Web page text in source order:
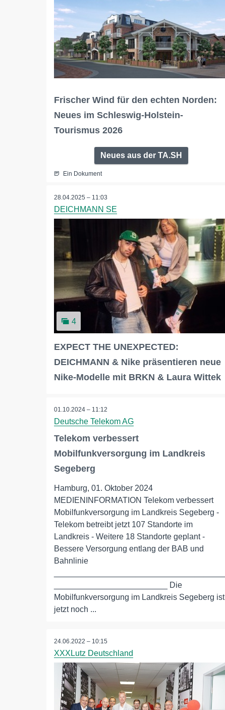
Frischer Wind für den echten Norden:
Neues im Schleswig-Holstein-
Tourismus 2026
Neues aus der TA.SH
Ein Dokument
28.04.2025 – 11:03
DEICHMANN SE
4
EXPECT THE UNEXPECTED:
DEICHMANN & Nike präsentieren neue
Nike-Modelle mit BRKN & Laura Wittek
01.10.2024 – 11:12
Deutsche Telekom AG
Telekom verbessert
Mobilfunkversorgung im Landkreis
Segeberg
Hamburg, 01. Oktober 2024
MEDIENINFORMATION Telekom verbessert
Mobilfunkversorgung im Landkreis Segeberg -
Telekom betreibt jetzt 107 Standorte im
Landkreis - Weitere 18 Standorte geplant -
Bessere Versorgung entlang der BAB und
Bahnlinie
_________________________ Die
Mobilfunkversorgung im Landkreis Segeberg ist
jetzt noch ...
24.06.2022 – 10:15
XXXLutz Deutschland